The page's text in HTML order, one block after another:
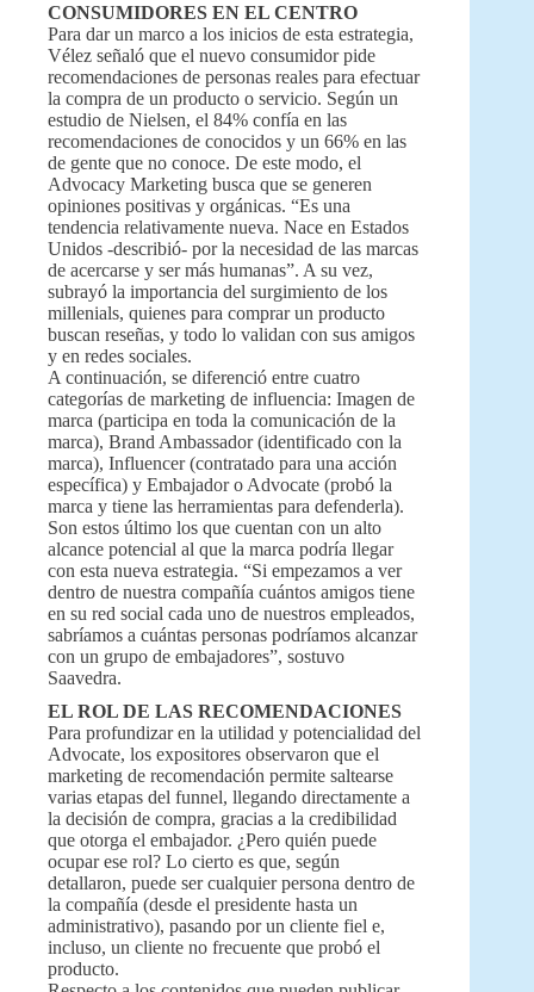
CONSUMIDORES EN EL CENTRO
Para dar un marco a los inicios de esta estrategia,
Vélez señaló que el nuevo consumidor pide
recomendaciones de personas reales para efectuar
la compra de un producto o servicio. Según un
estudio de Nielsen, el 84% confía en las
recomendaciones de conocidos y un 66% en las
de gente que no conoce. De este modo, el
Advocacy Marketing busca que se generen
opiniones positivas y orgánicas. “Es una
tendencia relativamente nueva. Nace en Estados
Unidos -describió- por la necesidad de las marcas
de acercarse y ser más humanas”. A su vez,
subrayó la importancia del surgimiento de los
millenials, quienes para comprar un producto
buscan reseñas, y todo lo validan con sus amigos
y en redes sociales.
A continuación, se diferenció entre cuatro
categorías de marketing de influencia: Imagen de
marca (participa en toda la comunicación de la
marca), Brand Ambassador (identificado con la
marca), Influencer (contratado para una acción
específica) y Embajador o Advocate (probó la
marca y tiene las herramientas para defenderla).
Son estos último los que cuentan con un alto
alcance potencial al que la marca podría llegar
con esta nueva estrategia. “Si empezamos a ver
dentro de nuestra compañía cuántos amigos tiene
en su red social cada uno de nuestros empleados,
sabríamos a cuántas personas podríamos alcanzar
con un grupo de embajadores”, sostuvo
Saavedra.
EL ROL DE LAS RECOMENDACIONES
Para profundizar en la utilidad y potencialidad del
Advocate, los expositores observaron que el
marketing de recomendación permite saltearse
varias etapas del funnel, llegando directamente a
la decisión de compra, gracias a la credibilidad
que otorga el embajador. ¿Pero quién puede
ocupar ese rol? Lo cierto es que, según
detallaron, puede ser cualquier persona dentro de
la compañía (desde el presidente hasta un
administrativo), pasando por un cliente fiel e,
incluso, un cliente no frecuente que probó el
producto.